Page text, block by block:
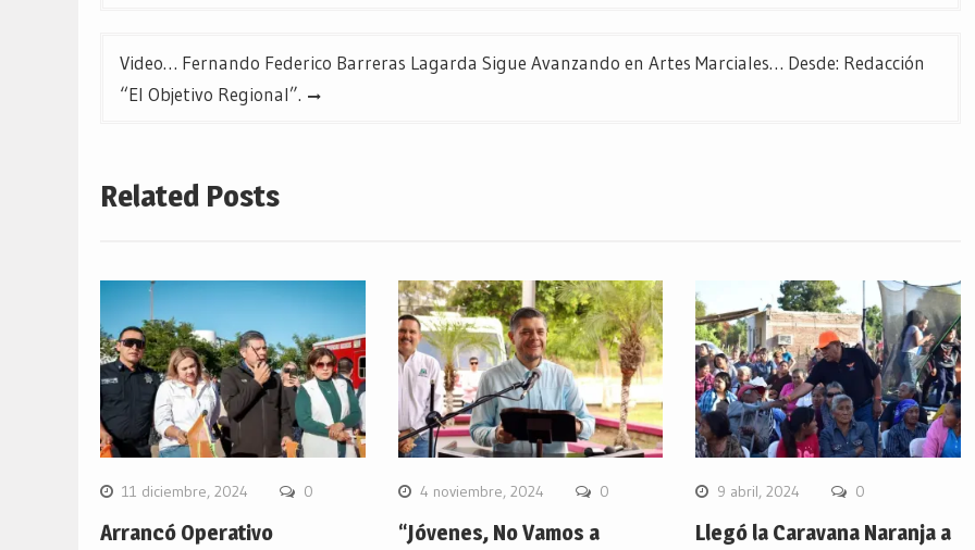
Video… Fernando Federico Barreras Lagarda Sigue Avanzando en Artes Marciales… Desde: Redacción
“El Objetivo Regional”.
Related Posts
11 diciembre, 2024 0
Arrancó Operativo
4 noviembre, 2024 0
“Jóvenes, No Vamos a
9 abril, 2024 0
Llegó la Caravana Naranja a